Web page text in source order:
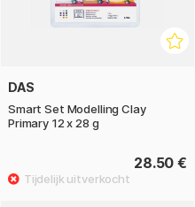
DAS
Smart Set Modelling Clay
Primary 12 x 28 g
28.50 €